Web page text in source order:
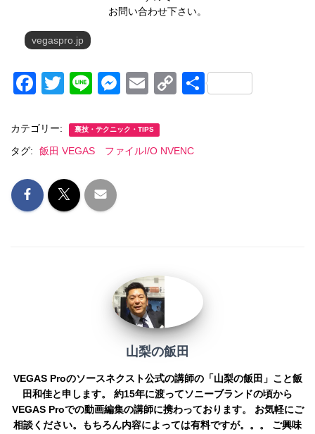
お問い合わせ下さい。
vegaspro.jp
F
c
e
o
o
T
tt
er
Li
e
M
ss
e
E
ail
C
y
共
カテゴリー: 裏技・テクニック・TIPS
タグ: 飯田 VEGAS ファイルI/O NVENC
山梨の飯田
VEGAS Proのソースネクスト公式の講師の「山梨の飯田」こと飯
田和佳と申します。 約15年に渡ってソニーブランドの頃から
VEGAS Proでの動画編集の講師に携わっております。 お気軽にご
相談ください。もちろん内容によっては有料ですが。。。 ご興味